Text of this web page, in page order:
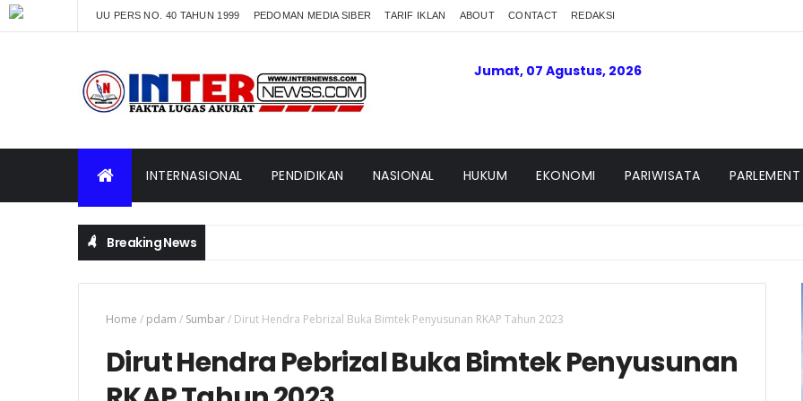
UU PERS NO. 40 TAHUN 1999 PEDOMAN MEDIA SIBER TARIF IKLAN ABOUT CONTACT REDAKSI
Jumat, 07 Agustus, 2026
INTERNASIONAL PENDIDIKAN NASIONAL HUKUM EKONOMI PARIWISATA PARLEMENT
Breaking News
Home / pdam / Sumbar/ Dirut Hendra Pebrizal Buka Bimtek Penyusunan RKAP Tahun 2023
Dirut Hendra Pebrizal Buka Bimtek Penyusunan